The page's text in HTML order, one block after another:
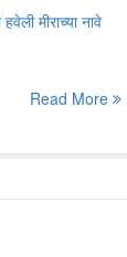
मीराच्या नावे
Read More